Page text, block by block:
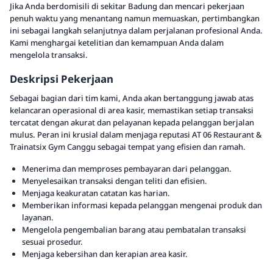
Jika Anda berdomisili di sekitar Badung dan mencari pekerjaan
penuh waktu yang menantang namun memuaskan, pertimbangkan
ini sebagai langkah selanjutnya dalam perjalanan profesional Anda.
Kami menghargai ketelitian dan kemampuan Anda dalam
mengelola transaksi.
Deskripsi Pekerjaan
Sebagai bagian dari tim kami, Anda akan bertanggung jawab atas
kelancaran operasional di area kasir, memastikan setiap transaksi
tercatat dengan akurat dan pelayanan kepada pelanggan berjalan
mulus. Peran ini krusial dalam menjaga reputasi AT 06 Restaurant &
Trainatsix Gym Canggu sebagai tempat yang efisien dan ramah.
Menerima dan memproses pembayaran dari pelanggan.
Menyelesaikan transaksi dengan teliti dan efisien.
Menjaga keakuratan catatan kas harian.
Memberikan informasi kepada pelanggan mengenai produk dan
layanan.
Mengelola pengembalian barang atau pembatalan transaksi
sesuai prosedur.
Menjaga kebersihan dan kerapian area kasir.